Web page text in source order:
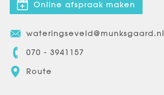
Online afspraak maken
wateringseveld@munksgaard.nl
070 - 3941157
Route